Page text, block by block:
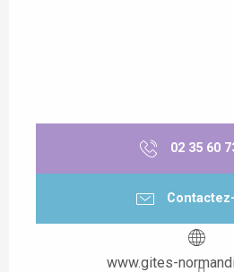
02 35 60
www.gites-